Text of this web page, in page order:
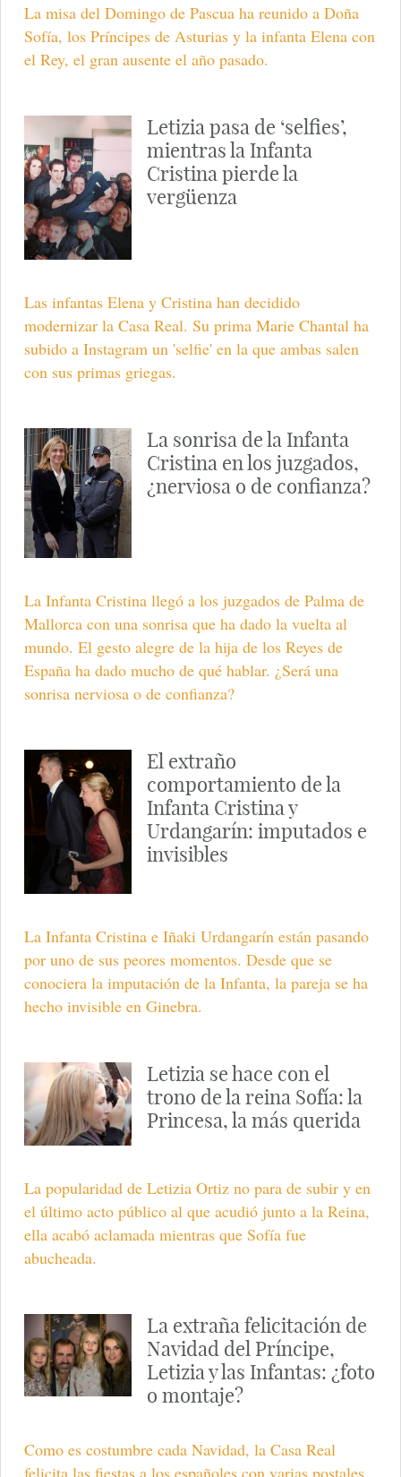
La misa del Domingo de Pascua ha reunido a Doña
Sofía, los Príncipes de Asturias y la infanta Elena con
el Rey, el gran ausente el año pasado.
Letizia pasa de ‘selfies’,
mientras la Infanta
Cristina pierde la
vergüenza
Las infantas Elena y Cristina han decidido
modernizar la Casa Real. Su prima Marie Chantal ha
subido a Instagram un 'selfie' en la que ambas salen
con sus primas griegas.
La sonrisa de la Infanta
Cristina en los juzgados,
¿nerviosa o de confianza?
La Infanta Cristina llegó a los juzgados de Palma de
Mallorca con una sonrisa que ha dado la vuelta al
mundo. El gesto alegre de la hija de los Reyes de
España ha dado mucho de qué hablar. ¿Será una
sonrisa nerviosa o de confianza?
El extraño
comportamiento de la
Infanta Cristina y
Urdangarín: imputados e
invisibles
La Infanta Cristina e Iñaki Urdangarín están pasando
por uno de sus peores momentos. Desde que se
conociera la imputación de la Infanta, la pareja se ha
hecho invisible en Ginebra.
Letizia se hace con el
trono de la reina Sofía: la
Princesa, la más querida
La popularidad de Letizia Ortiz no para de subir y en
el último acto público al que acudió junto a la Reina,
ella acabó aclamada mientras que Sofía fue
abucheada.
La extraña felicitación de
Navidad del Príncipe,
Letizia y las Infantas: ¿foto
o montaje?
Como es costumbre cada Navidad, la Casa Real
felicita las fiestas a los españoles con varias postales.